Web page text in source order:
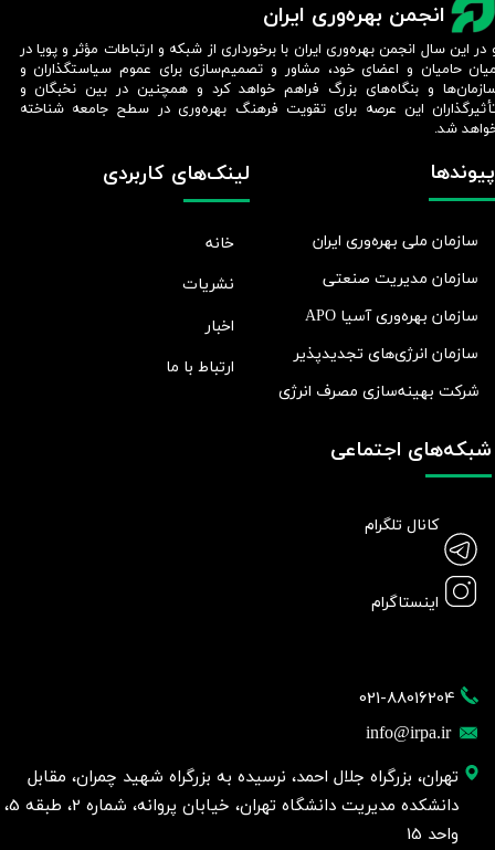
انجمن بهره‌وری ایران
021-88016204
info@irpa.ir
تهران، بزرگراه جلال احمد، نرسیده به بزرگراه شهید چمران، مقابل
دانشکده مدیریت دانشگاه تهران، خیابان پروانه، شماره 2، طبقه 5،
واحد 15
لینک‌های کاربردی
خانه
نشریات
اخبار
ارتباط با ما
پیوندها
سازمان ملی بهره‌وری ایران
سازمان مدیریت صنعتی
سازمان بهره‌وری آسیا APO
سازمان انرژی‌های تجدیدپذیر
شرکت بهينه‌سازی مصرف انرژی
شبکه‌های اجتماعی
کانال تلگرام
اینستاگرام
در این سال انجمن بهره‌وری ایران با برخورداری از شبکه و ارتباطات مؤثر و پویا در
حامیان و اعضای خود، مشاور و تصمیم‌سازی برای عموم سیاستگذاران و
و بنگاه‌های بزرگ فراهم خواهد کرد و همچنین در بین نخبگان و
این عرصه برای تقویت فرهنگ بهره‌وری در سطح جامعه شناخته
شد.​​​​​​​